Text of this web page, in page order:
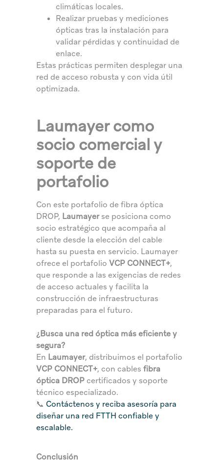
climáticas locales.
Realizar pruebas y mediciones
ópticas tras la instalación para
validar pérdidas y continuidad de
enlace.
Estas prácticas permiten desplegar una
red de acceso robusta y con vida útil
optimizada.
Laumayer como
socio comercial y
soporte de
portafolio
Con este portafolio de fibra óptica
DROP, Laumayerse posiciona como
socio estratégico que acompaña al
cliente desde la elección del cable
hasta su puesta en servicio. Laumayer
ofrece el portafolio VCP CONNECT+,
que responde a las exigencias de redes
de acceso actuales y facilita la
construcción de infraestructuras
preparadas para el futuro.
¿Busca una red óptica más eficiente y
segura?
En Laumayer, distribuimos el portafolio
VCP CONNECT+, con cables fibra
óptica DROP certificados y soporte
técnico especializado.
📞 Contáctenos y reciba asesoría para
diseñar una red FTTH confiable y
escalable.
Conclusión